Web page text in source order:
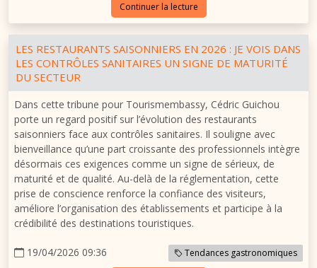
Continuer la lecture
LES RESTAURANTS SAISONNIERS EN 2026 : JE VOIS DANS
LES CONTRÔLES SANITAIRES UN SIGNE DE MATURITÉ
DU SECTEUR
Dans cette tribune pour Tourismembassy, Cédric Guichou
porte un regard positif sur l’évolution des restaurants
saisonniers face aux contrôles sanitaires. Il souligne avec
bienveillance qu’une part croissante des professionnels intègre
désormais ces exigences comme un signe de sérieux, de
maturité et de qualité. Au-delà de la réglementation, cette
prise de conscience renforce la confiance des visiteurs,
améliore l’organisation des établissements et participe à la
crédibilité des destinations touristiques.
19/04/2026 09:36 Tendances gastronomiques